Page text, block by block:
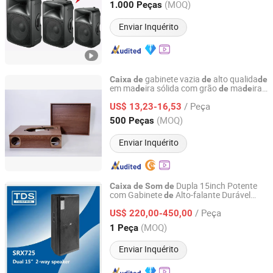
1.000 Peças (MOQ)
Enviar Inquérito
Zhejiang, China Desde 2011
Caixa de gabinete vazia de alto qualidade
em madeira sólida com grãode madeira,
dedois peças para toca-discos
US$ 13,23-16,53 / Peça
500 Peças (MOQ)
Enviar Inquérito
Huizhou Ruiya Technology Co., Ltd.
Guangdong, China Desde 2023
Caixa de Somde Dupla 15inch Potente
com Gabinetede Alto-falante Durável
US$ 220,00-450,00 / Peça
1 Peça (MOQ)
Enviar Inquérito
TDS ACOUSTIC CO., LIMITED
Guangdong, China Desde 2012